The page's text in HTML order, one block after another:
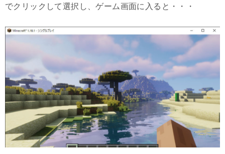
でクリックして選択し、ゲーム画面に入ると・・・